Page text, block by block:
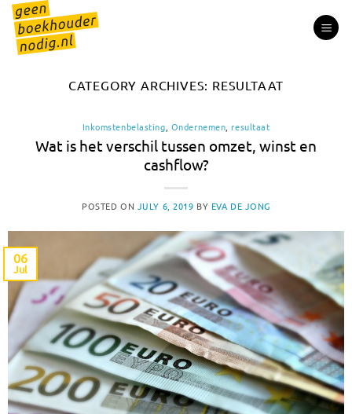
Skip
content
CATEGORY ARCHIVES: RESULTAAT
Inkomstenbelasting Ondernemen ,resultaat
Wat is het verschil tussen omzet, winst en
cashflow?
POSTED ON JULY 6, 2019 BY EVA DE JONG
06
Jul